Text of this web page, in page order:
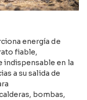
energía de
fiable,
indispensable en la
a su salida de
bombas,